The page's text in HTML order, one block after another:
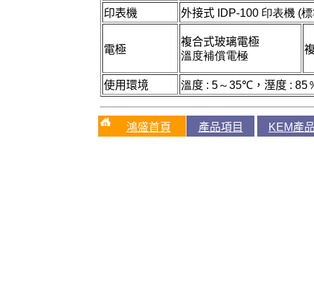
印表機
外接式 IDP-100 印表機 (
電極
複合式玻璃電極
溫度補償電極
使用環境 溫度 : 5～35℃ ，溼度 : 85
鴻盛首頁 產品項目 KEM產